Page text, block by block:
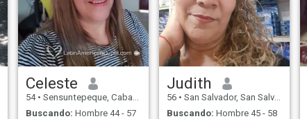
Celeste
54 • Sensuntepeque, Cabañas, El Salvador
Buscando: Hombre 44 - 57
Judith
56 • San Salvador, San Salvador, El Salvador
Buscando: Hombre 45 - 58